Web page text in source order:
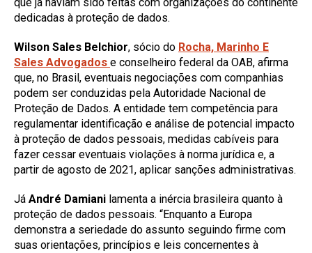
dedicadas à proteção de dados.
Wilson Sales Belchior, sócio do Rocha, Marinho E
Sales Advogados e conselheiro federal da OAB, afirma
que, no Brasil, eventuais negociações com companhias
podem ser conduzidas pela Autoridade Nacional de
Proteção de Dados. A entidade tem competência para
regulamentar identificação e análise de potencial impacto
à proteção de dados pessoais, medidas cabíveis para
fazer cessar eventuais violações à norma jurídica e, a
partir de agosto de 2021, aplicar sanções administrativas.
Já André Damiani lamenta a inércia brasileira quanto à
proteção de dados pessoais. “Enquanto a Europa
demonstra a seriedade do assunto seguindo firme com
suas orientações, princípios e leis concernentes à